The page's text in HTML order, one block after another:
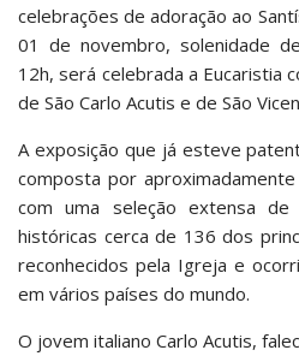
celebrações de adoração ao
01 de novembro, solenidade
12h, será celebrada a Eucaristia
de São Carlo Acutis e de São
A exposição que já esteve
composta por
com uma seleção extensa
históricas cerca de 136 dos
reconhecidos pela Igreja e
em vários países do mundo.
O jovem italiano Carlo Acutis,